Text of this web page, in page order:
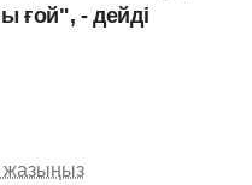
ғой", - дейді
жазыңыз